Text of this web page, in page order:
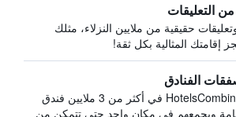
من التعليقات
حقيقية من ملايين النزلاء، مثلك
إقامتك المثالية بكل ثقة!
الفنادق
يبحث HotelsCombined في أكثر من 3 ملايين فندق
ويجمعهم في مكان واحد حتى تتمكن من